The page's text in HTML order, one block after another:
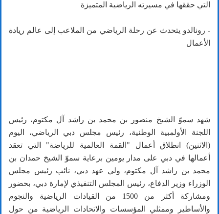
التي حققها في مسيرته الرياضية المتميزة
- رونالدو يتحدث عن رحلة الرياضي من الملاعب إلى عالم ريادة
الأعمال
شهد سموّ الشيخ منصور بن محمد بن راشد آل مكتوم، رئيس
اللجنة الأولمبية الوطنية، رئيس مجلس دبي الرياضي، اليوم
(الاثنين) انطلاق أعمال "القمة العالمية للرياضة" التي تعقد
أعمالها في دبي على مدار يومين برعاية سموّ الشيخ حمدان بن
محمد بن راشد آل مكتوم، ولي عهد دبي، نائب رئيس مجلس
الوزراء وزير الدفاع، رئيس المجلس التنفيذي لإمارة دبي، بحضور
ومشاركة أكثر من 1500 من القيادات الرياضية والنجوم
والأساطير وممثلي المؤسسات والاتحادات الرياضية من حول